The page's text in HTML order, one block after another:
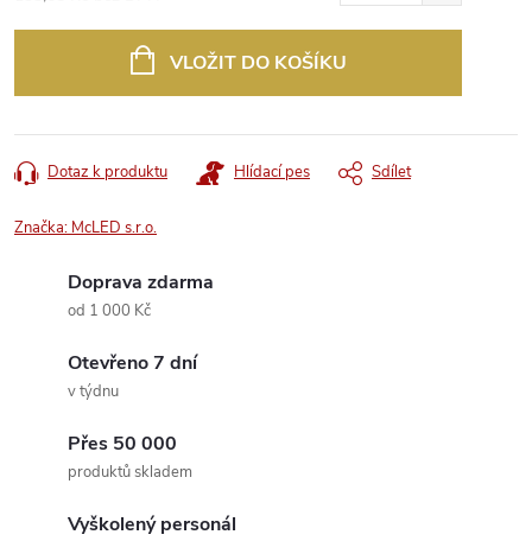
VLOŽIT DO KOŠÍKU
Dotaz k produktu Hlídací pes Sdílet
Značka: McLED s.r.o.
Doprava zdarma
od 1 000 Kč
Otevřeno 7 dní
v týdnu
Přes 50 000
produktů skladem
Vyškolený personál